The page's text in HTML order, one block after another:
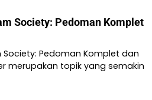
Society: Pedoman Komplet
Pedoman Komplet dan
merupakan topik yang semakin